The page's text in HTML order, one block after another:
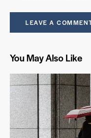
You May Also Like